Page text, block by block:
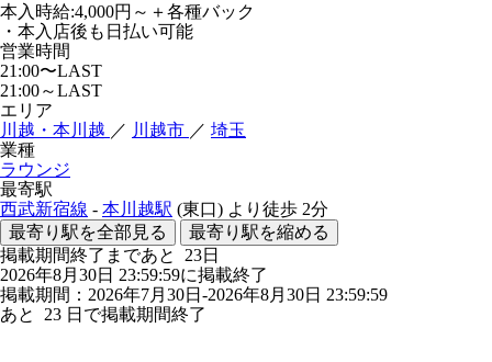
本入時給:4,000円～＋各種バック
・本入店後も日払い可能
営業時間
21:00〜LAST
21:00～LAST
エリア
川越・本川越 ／ 川越市 ／ 埼玉
業種
ラウンジ
最寄駅
西武新宿線 - 本川越駅 (東口) より徒歩 2分
最寄り駅を全部見る
最寄り駅を縮める
掲載期間終了まであと 23日
2026年8月30日 23:59:59に掲載終了
掲載期間：2026年7月30日-2026年8月30日 23:59:59
あと 23 日で掲載期間終了